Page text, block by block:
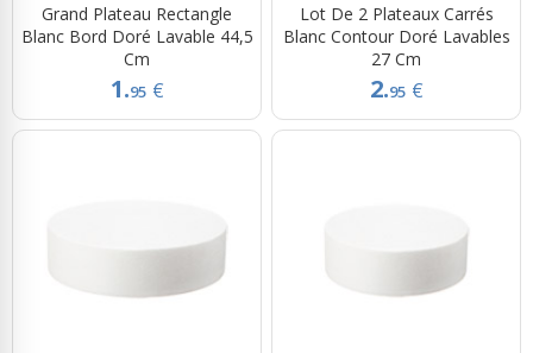
Grand Plateau Rectangle
Blanc Bord Doré Lavable 44,5
Cm
1.95 €
Lot De 2 Plateaux Carrés
Blanc Contour Doré Lavables
27 Cm
2.95 €